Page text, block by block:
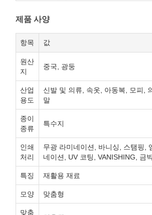
제품 사양
항목 값
원산
지
중국, 광둥
산업
용도
신발 및 의류, 속옷, 아동복, 모피,
말
종이
종류
특수지
인쇄
처리
무광 라미네이션, 바니싱, 스탬핑,
네이션, UV 코팅, VANISHING, 금
특징 재활용 재료
모양 맞춤형
맞춤